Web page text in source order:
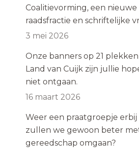
Coalitievorming, een nieuwe
raadsfractie en schriftelijke
3 mei 2026
Onze banners op 21
Land van Cuijk zijn jullie
niet ontgaan.
16 maart 2026
Weer een praatgroepje erbij
zullen we gewoon beter
gereedschap omgaan?